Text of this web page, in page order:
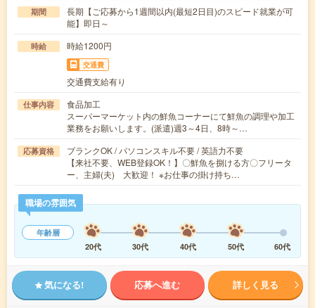
期間
長期【ご応募から1週間以内(最短2日目)のスピード就業が可
能】即日～
時給 時給1200円
交通費
交通費支給有り
仕事内容
食品加工
スーパーマーケット内の鮮魚コーナーにて鮮魚の調理や加工
業務をお願いします。(派遣)週3～4日、8時～…
応募資格
ブランクOK / パソコンスキル不要 / 英語力不要
【来社不要、WEB登録OK！】〇鮮魚を捌ける方〇フリータ
ー、主婦(夫) 大歓迎！ ※お仕事の掛け持ち…
職場の雰囲気
年齢層
20代
30代 40代 50代 60代
気になる! 応募へ進む 詳しく見る